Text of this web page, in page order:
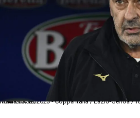
Roma 05/12/2023 - Coppa Italia / Lazio-Genoa / foto Image Sport nella foto: Maurizio Sarri